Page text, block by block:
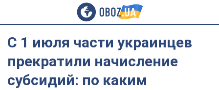
С 1 июля части украинцев
прекратили начисление
субсидий: по каким